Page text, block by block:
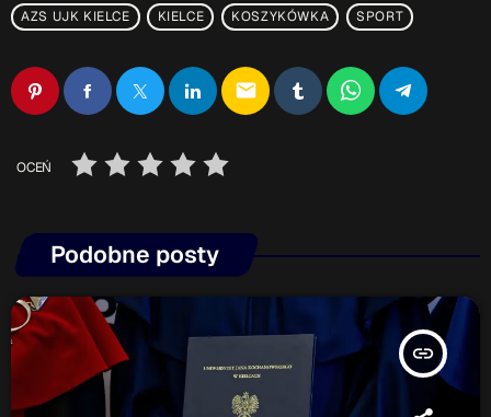
AZS UJK KIELCE KIELCE KOSZYKÓWKA SPORT
email
OCEŃ
Podobne posty
insert_link